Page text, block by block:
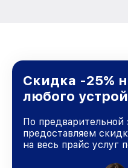
Скидка -25%
любого
По предварительной
предоставляем
на весь прайс услуг